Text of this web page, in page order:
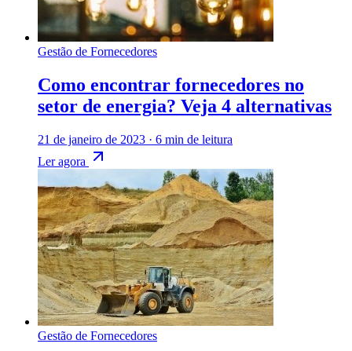
Gestão de Fornecedores
Como encontrar fornecedores no
setor de energia? Veja 4 alternativas
21 de janeiro de 2023 · 6 min de leitura
Ler agora
Gestão de Fornecedores